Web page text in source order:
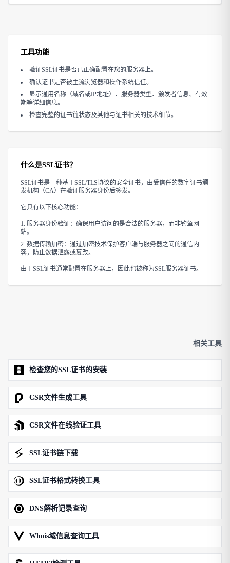
工具功能
验证SSL证书是否已正确配置在您的服务器上。
确认证书是否被主流浏览器和操作系统信任。
显示通用名称（域名或IP地址）、服务器类型、颁发者信息、有效
期等详细信息。
检查完整的证书链状态及其他与证书相关的技术细节。
什么是SSL证书？
SSL证书是一种基于SSL/TLS协议的安全证书，由受信任的数字证书颁
发机构（CA）在验证服务器身份后签发。
它具有以下核心功能：
服务器身份验证：确保用户访问的是合法的服务器，而非钓鱼网
站。
数据传输加密：通过加密技术保护客户端与服务器之间的通信内
容，防止数据泄露或篡改。
由于SSL证书通常配置在服务器上，因此也被称为SSL服务器证书。
相关工具
检查您的SSL证书的安装
CSR文件生成工具
CSR文件在线验证工具
SSL证书链下载
SSL证书格式转换工具
DNS解析记录查询
Whois域信息查询工具